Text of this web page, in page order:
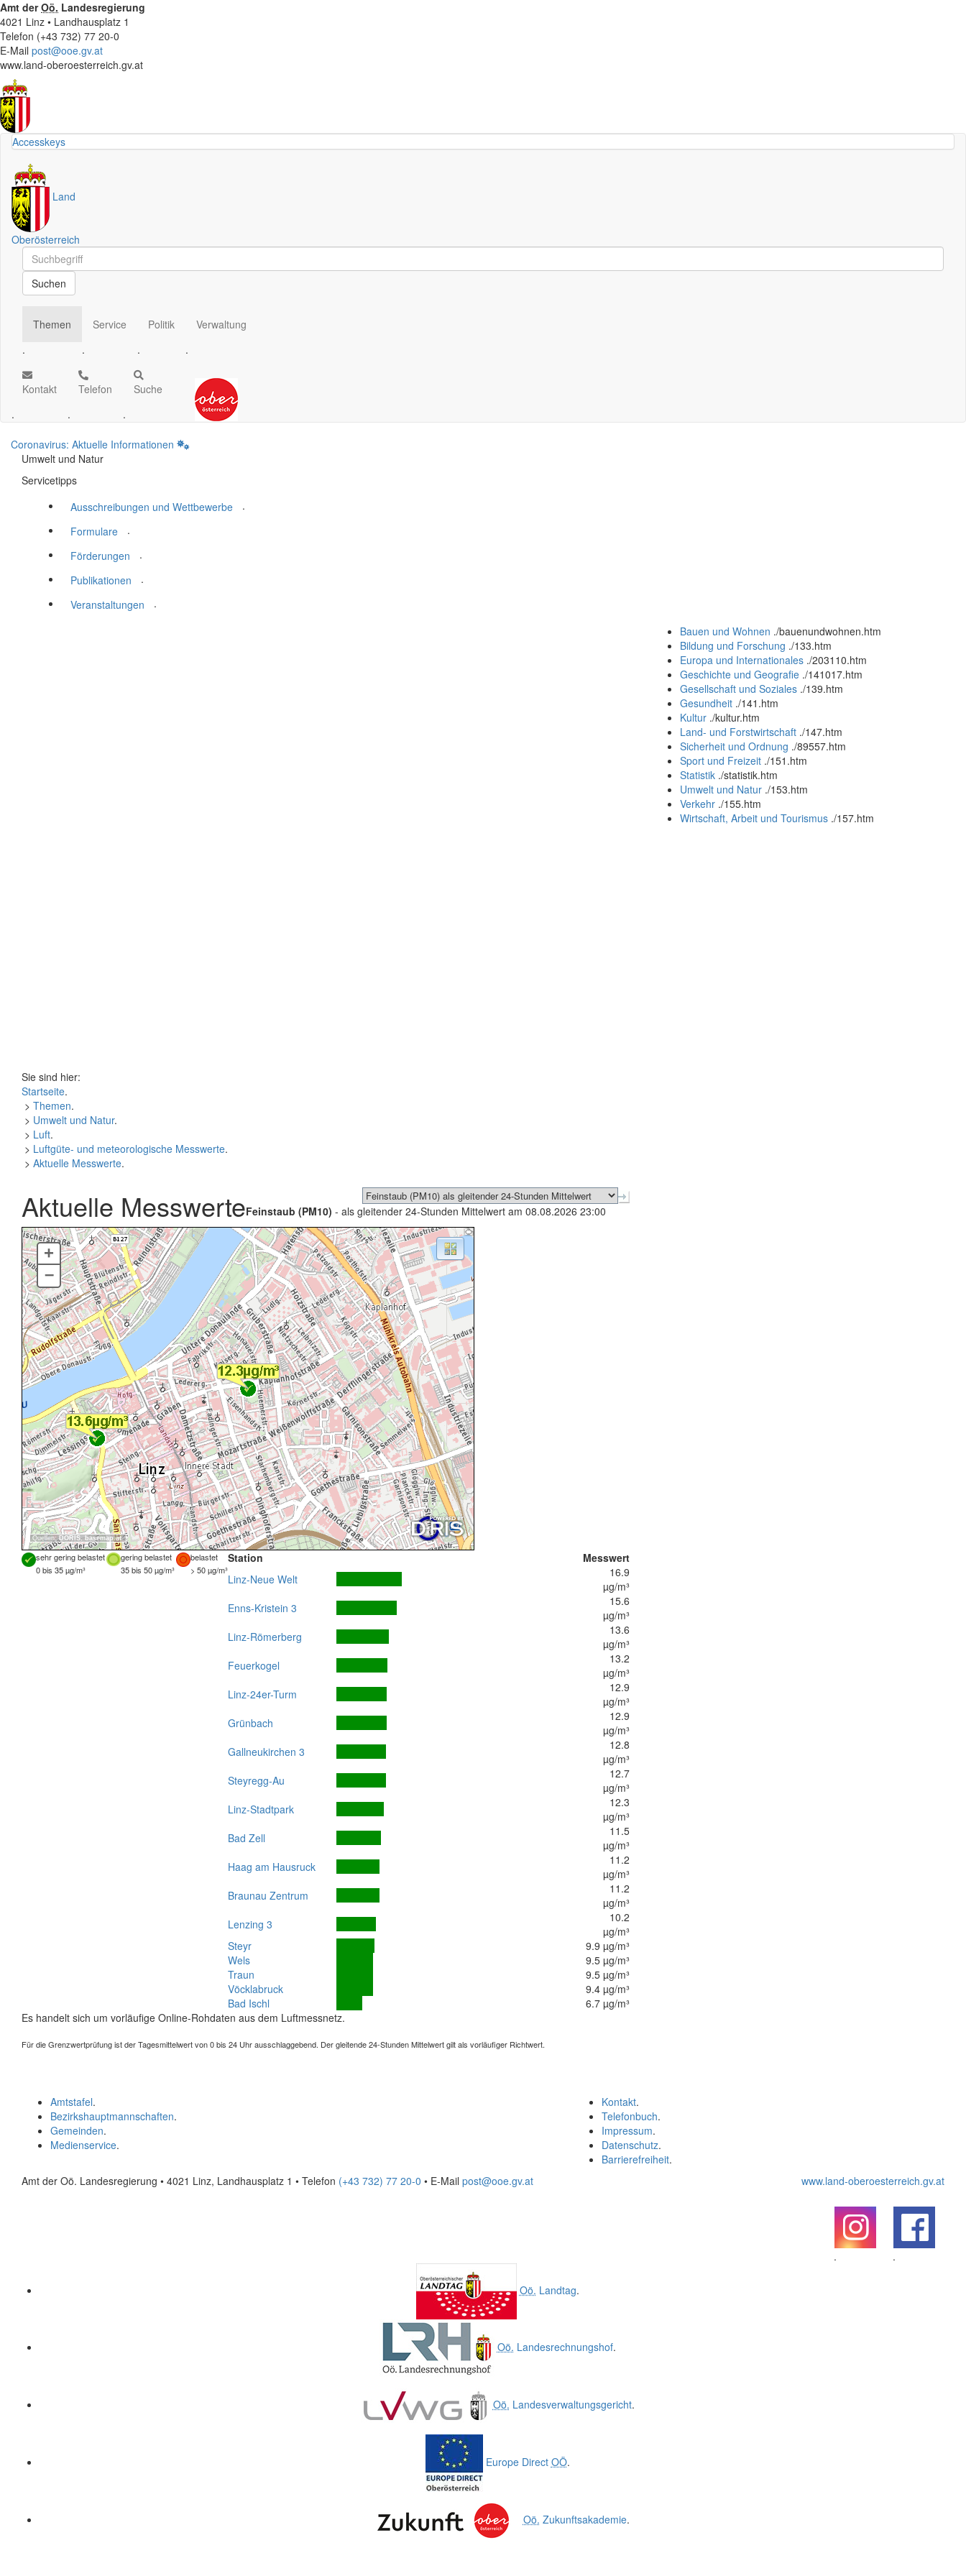
Amt derOö. Landesregierung
4021 Linz • Landhausplatz 1
Telefon (+43 732) 77 20-0
E-Mail post@ooe.gv.at
www.land-oberoesterreich.gv.at
Accesskeys
Land
Oberösterreich
Schnellsuche
Schnellsuche
Suchen
Themen
.
Service
.
Politik
.
Verwaltung
.
Kontakt
.
Telefon
.
Suche
.
Coronavirus: Aktuelle Informationen
Umwelt und Natur
Servicetipps
Ausschreibungen und Wettbewerbe
.
Formulare
.
Förderungen
.
Publikationen
.
Veranstaltungen
.
Bauen und Wohnen ./bauenundwohnen.htm
Bildung und Forschung ./133.htm
Europa und Internationales ./203110.htm
Geschichte und Geografie ./141017.htm
Gesellschaft und Soziales ./139.htm
Gesundheit ./141.htm
Kultur ./kultur.htm
Land- und Forstwirtschaft ./147.htm
Sicherheit und Ordnung ./89557.htm
Sport und Freizeit ./151.htm
Statistik ./statistik.htm
Umwelt und Natur ./153.htm
Verkehr ./155.htm
Wirtschaft, Arbeit und Tourismus ./157.htm
Sie sind hier:
Startseite.
> Themen.
> Umwelt und Natur.
> Luft.
> Luftgüte- und meteorologische Messwerte.
> Aktuelle Messwerte.
Aktuelle MesswerteFeinstaub (PM10) - als gleitender 24-Stunden Mittelwert am 08.08.2026 23:00
Quellen:DORIS, basemap.at
+
–
sehr gering belastet gering belastet
belastet
0 bis 35 µg/m³
35 bis 50 µg/m³ > 50 µg/m³
Station
Messwert
Linz-Neue Welt
16.9
µg/m³
Enns-Kristein 3
15.6
µg/m³
Linz-Römerberg
13.6
µg/m³
Feuerkogel
13.2
µg/m³
Linz-24er-Turm
12.9
µg/m³
Grünbach
12.9
µg/m³
Gallneukirchen 3
12.8
µg/m³
Steyregg-Au
12.7
µg/m³
Linz-Stadtpark
12.3
µg/m³
Bad Zell
11.5
µg/m³
Haag am Hausruck
11.2
µg/m³
Braunau Zentrum
11.2
µg/m³
Lenzing 3
10.2
µg/m³
Steyr
9.9 µg/m³
Wels
9.5 µg/m³
Traun
9.5 µg/m³
Vöcklabruck
9.4 µg/m³
Bad Ischl
6.7 µg/m³
Es handelt sich um vorläufige Online-Rohdaten aus dem Luftmessnetz.
Für die Grenzwertprüfung ist der Tagesmittelwert von 0 bis 24 Uhr ausschlaggebend. Der gleitende 24-Stunden Mittelwert gilt als vorläufiger Richtwert.
Kontakt.
Telefonbuch.
Impressum.
Datenschutz.
Barrierefreiheit.
Amtstafel.
Bezirkshauptmannschaften.
Gemeinden.
Medienservice.
Amt der Oö. Landesregierung • 4021 Linz, Landhausplatz 1 • Telefon (+43 732) 77 20-0 • E-Mail post@ooe.gv.at www.land-oberoesterreich.gv.at
.
.
Oö. Landtag.
Oö. Landesrechnungshof.
Oö. Landesverwaltungsgericht.
Europe Direct OÖ.
Oö. Zukunftsakademie.